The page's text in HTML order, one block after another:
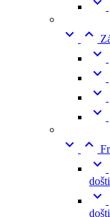
 




 

